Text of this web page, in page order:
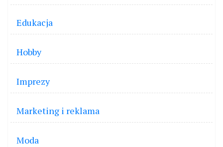
Edukacja
Hobby
Imprezy
Marketing i reklama
Moda